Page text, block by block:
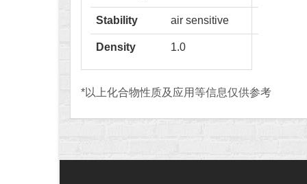
Stability air sensitive
Density 1.0
*以上化合物性质及应用等信息仅供参考